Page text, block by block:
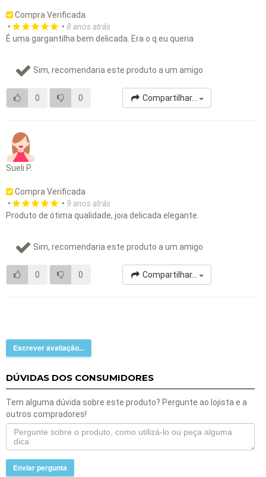
Compra Verificada
•
• 8 anos atrás
É uma gargantilha bem delicada. Era o q eu queria
Sim, recomendaria este produto a um amigo
0 0 Compartilhar...
Sueli P.
Compra Verificada
•
• 9 anos atrás
Produto de ótima qualidade, joia delicada elegante.
Sim, recomendaria este produto a um amigo
0 0 Compartilhar...
Escrever avaliação...
DÚVIDAS DOS CONSUMIDORES
Tem alguma dúvida sobre este produto? Pergunte ao lojista e a
outros compradores!
Enviar pergunta